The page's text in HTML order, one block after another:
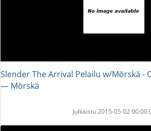
Slender The Arrival Pelailu w/Mörskä -
― Mörskä
Julkaistu 2015-05-02